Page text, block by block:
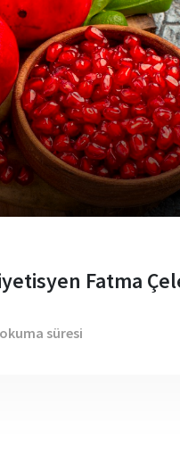
Fatma
süresi